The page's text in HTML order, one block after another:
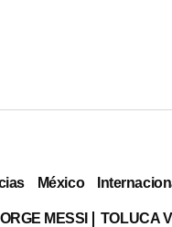
México
MESSI TOLUCA